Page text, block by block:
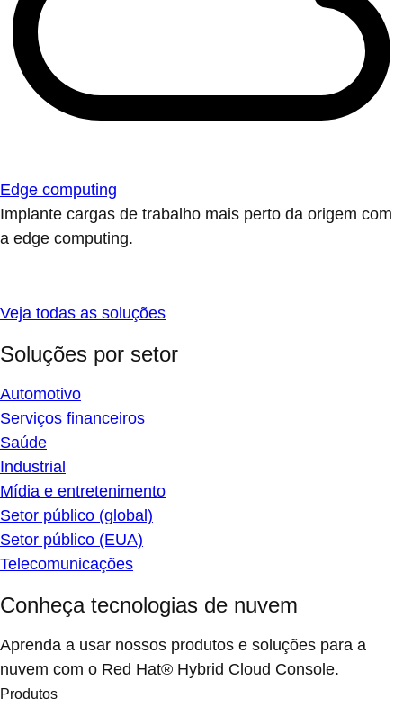
Edge computing
Implante cargas de trabalho mais perto da origem com
a edge computing.
Veja todas as soluções
Soluções por setor
Automotivo
Serviços financeiros
Saúde
Industrial
Mídia e entretenimento
Setor público (global)
Setor público (EUA)
Telecomunicações
Conheça tecnologias de nuvem
Aprenda a usar nossos produtos e soluções para a
nuvem com o Red Hat® Hybrid Cloud Console.
Produtos